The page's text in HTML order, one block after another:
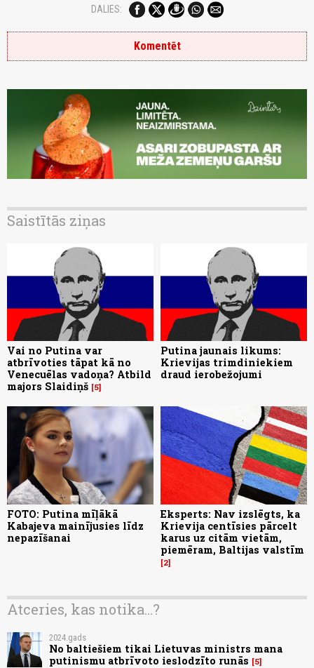
DALIES:
Komentēt
Saistītās ziņas
Vai no Putina var
atbrīvoties tāpat kā no
Venecuēlas vadoņa? Atbild
majors Slaidiņš 5
Putina jaunais likums:
Krievijas trimdiniekiem
draud ierobežojumi
FOTO: Putina mīļākā
Kabajeva mainījusies līdz
nepazīšanai
Eksperts: Nav izslēgts, ka
Krievija centīsies pārcelt
karus uz citām vietām,
piemēram, Baltijas valstīm
2
Atceries, kas notika...?
2024.gads
No baltiešiem tikai Lietuvas ministrs mana
putinismu atbrīvoto ieslodzīto runās
5